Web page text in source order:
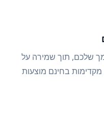
שלכם, תוך שמירה על
מקדימות בחינם מוצעות